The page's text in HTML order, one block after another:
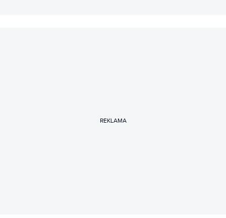
REKLAMA